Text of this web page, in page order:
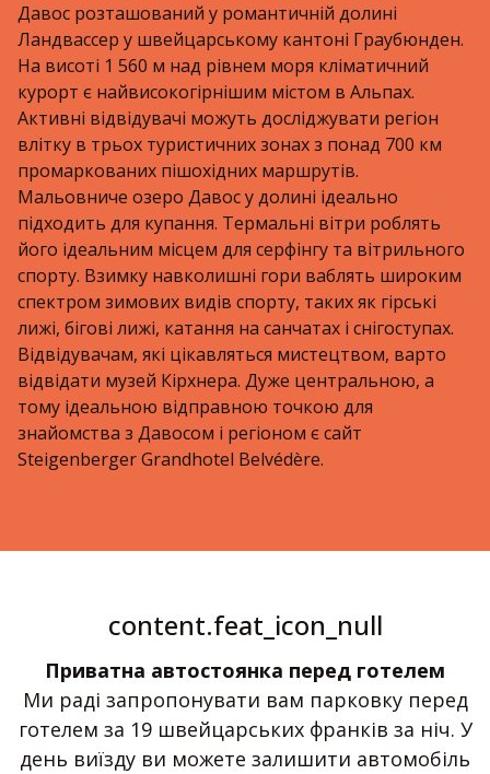
Давос розташований у романтичній долині
Ландвассер у швейцарському кантоні Граубюнден.
На висоті 1 560 м над рівнем моря кліматичний
курорт є найвисокогірнішим містом в Альпах.
Активні відвідувачі можуть досліджувати регіон
влітку в трьох туристичних зонах з понад 700 км
промаркованих пішохідних маршрутів.
Мальовниче озеро Давос у долині ідеально
підходить для купання. Термальні вітри роблять
його ідеальним місцем для серфінгу та вітрильного
спорту. Взимку навколишні гори ваблять широким
спектром зимових видів спорту, таких як гірські
лижі, бігові лижі, катання на санчатах і снігоступах.
Відвідувачам, які цікавляться мистецтвом, варто
відвідати музей Кірхнера. Дуже центральною, а
тому ідеальною відправною точкою для
знайомства з Давосом і регіоном є сайт
Steigenberger Grandhotel Belvédère.
content.feat_icon_null
Приватна автостоянка перед готелем
Ми раді запропонувати вам парковку перед
готелем за 19 швейцарських франків за ніч. У
день виїзду ви можете залишити автомобіль